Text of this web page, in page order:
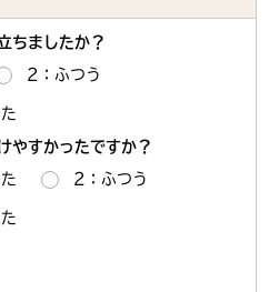
ちましたか？
2：ふつう
やすかったですか？
2：ふつう